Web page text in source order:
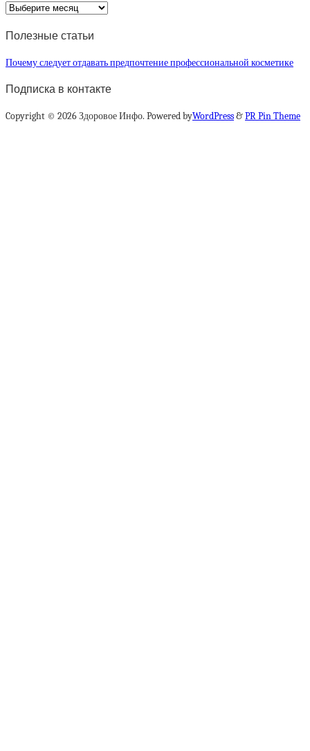
Архив
статей
Полезные статьи
Почему следует отдавать предпочтение профессиональной косметике
Подписка в контакте
Copyright © 2026 Здоровое Инфо. Powered byWordPress&PR Pin Theme